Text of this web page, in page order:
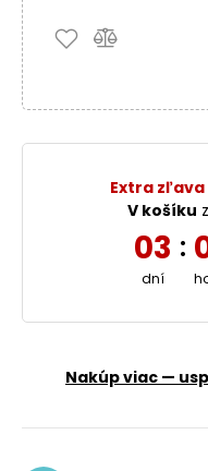
Extra zľava
V košíku
03
dní
:
Nakúp viac —